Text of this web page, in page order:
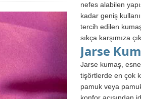
nefes alabilen
kadar geniş
tercih edilen
sıkça karşımıza
Jarse
Jarse kumaş,
tişörtlerde en çok
pamuk veya